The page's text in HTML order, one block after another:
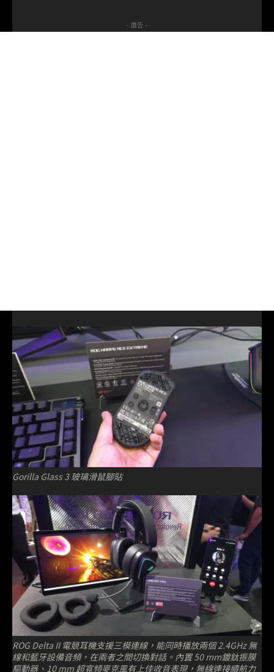
- 廣告 -
Gorilla Glass 3 玻璃滑鼠腳貼
ROG Delta II 電競耳機支援三模連線，能同時播放兩個 2.4GHz 無
線和藍牙設備音頻，在兩者之間切換對話。內置 50 mm鍍鈦振膜
驅動器、10 mm 超寬頻麥克風有上佳收音表現，無線連接續航力